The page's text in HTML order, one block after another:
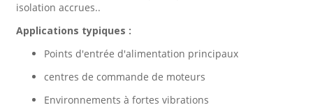
isolation accrues..
Applications typiques :
Points d'entrée d'alimentation principaux
centres de commande de moteurs
Environnements à fortes vibrations